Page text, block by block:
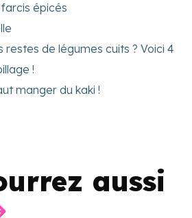
farcis épicés
restes de légumes cuits ? Voici 4
!
manger du kaki !
aussi